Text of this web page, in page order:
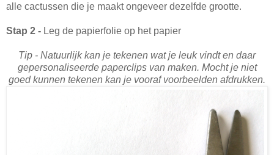
alle cactussen die je maakt ongeveer dezelfde grootte.
Stap 2 - Leg de papierfolie op het papier
Tip - Natuurlijk kan je tekenen wat je leuk vindt en daar
gepersonaliseerde paperclips van maken. Mocht je niet
goed kunnen tekenen kan je vooraf voorbeelden afdrukken.